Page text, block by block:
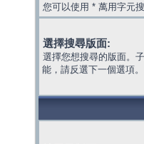
您可以使用 * 萬用字元搜
選擇搜尋版面:
選擇您想搜尋的版面。
能，請反選下一個選項。